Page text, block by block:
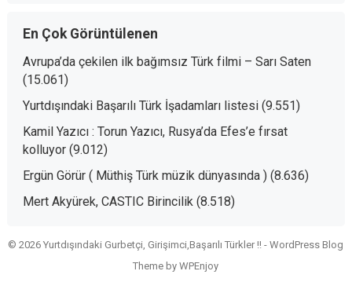
En Çok Görüntülenen
Avrupa’da çekilen ilk bağımsız Türk filmi – Sarı Saten
(15.061)
Yurtdışındaki Başarılı Türk İşadamları listesi (9.551)
Kamil Yazıcı : Torun Yazıcı, Rusya’da Efes’e fırsat
kolluyor (9.012)
Ergün Görür ( Müthiş Türk müzik dünyasında ) (8.636)
Mert Akyürek, CASTIC Birincilik (8.518)
© 2026 Yurtdışındaki Gurbetçi, Girişimci,Başarılı Türkler !! -WordPress Blog
Theme byWPEnjoy